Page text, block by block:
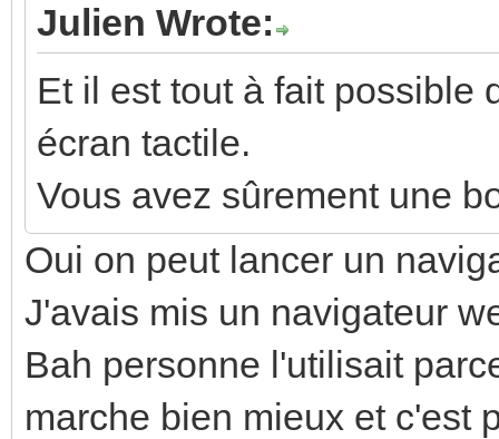
Julien Wrote:
Et il est tout à fait possible
écran tactile.
Vous avez sûrement une
Oui on peut lancer un
J'avais mis un navigateur
Bah personne l'utilisait
marche bien mieux et c'est